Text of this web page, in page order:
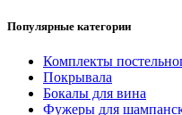
Популярные категории
Комплекты
Покрывала
Бокалы для вина
Фужеры для